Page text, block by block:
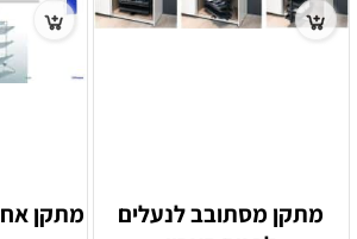
מתקן מסתובב לנעלים